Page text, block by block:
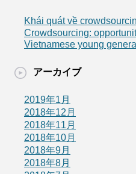
Khái quát về
Crowdsourcing:
Vietnamese young
アーカイブ
2019年1月
2018年12月
2018年11月
2018年10月
2018年9月
2018年8月